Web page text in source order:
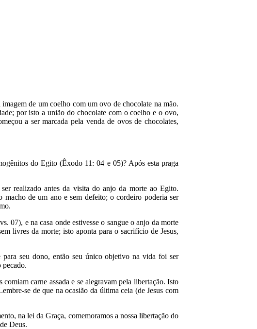
de um coelho com um ovo de chocolate na mão.
por isto a união do chocolate com o coelho e o ovo,
a ser marcada pela venda de ovos de chocolates,
do Egito (Êxodo 11: 04 e 05)? Após esta praga
realizado antes da visita do anjo da morte ao Egito.
de um ano e sem defeito; o cordeiro poderia ser
07), e na casa onde estivesse o sangue o anjo da morte
livres da morte; isto aponta para o sacrifício de Jesus,
seu dono, então seu único objetivo na vida foi ser
pecado.
carne assada e se alegravam pela libertação. Isto
se de que na ocasião da última ceia (de Jesus com
na lei da Graça, comemoramos a nossa libertação do
Deus.